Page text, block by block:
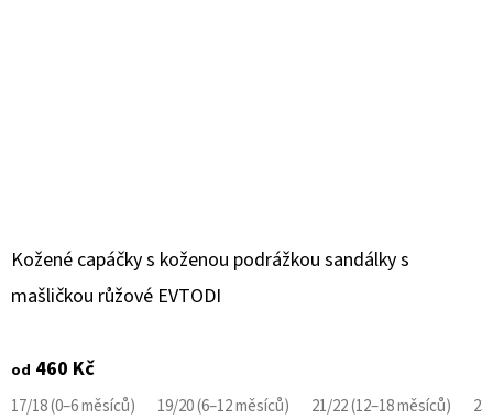
Kožené capáčky s koženou podrážkou sandálky s
mašličkou růžové EVTODI
od 460 Kč
17/18 (0–6 měsíců) 19/20 (6–12 měsíců) 21/22 (12–18 měsíců)